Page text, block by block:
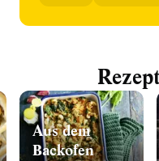
Aus dem
Backofen